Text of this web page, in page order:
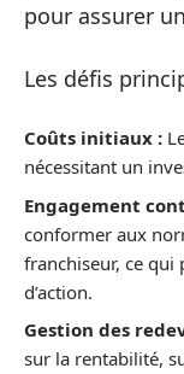
pour assurer
Les défis
Coûts initiaux :
nécessitant un
Engagement
conformer aux
franchiseur, ce
d’action.
Gestion des
sur la rentabilité,